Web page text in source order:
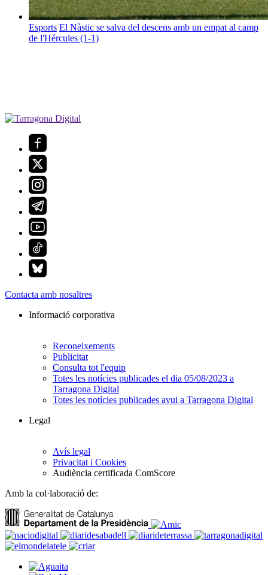
Esports El Nàstic se salva del descens amb un empat al camp
de l'Hércules (1-1)
Contacta amb nosaltres
Informació corporativa
Reconeixements
Publicitat
Consulta tot l'equip
Totes les notícies publicades el dia 05/08/2023 a
Tarragona Digital
Totes les notícies publicades avui a Tarragona Digital
Legal
Avís legal
Privacitat i Cookies
Audiència certificada ComScore
Amb la col·laboració de: